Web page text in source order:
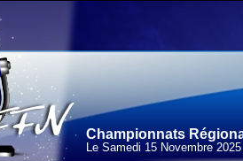
Championnats
Le Samedi 15 Novembre 2025